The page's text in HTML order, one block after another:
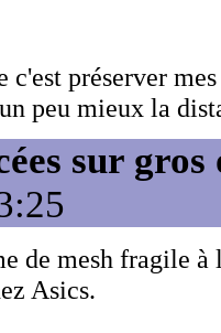
préserver
peu mieux la
sur
de mesh fragile
Asics.